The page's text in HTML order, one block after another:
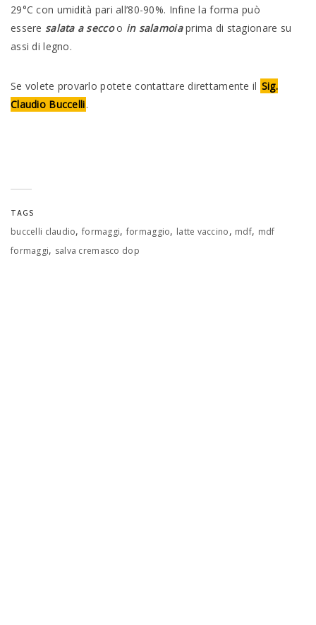
29°C con umidità pari all’80-90%. Infine la forma può
essere salata a seccoo in salamoiaprima di stagionare su
assi di legno.
Se volete provarlo potete contattare direttamente il Sig.
Claudio Buccelli.
TAGS
buccelli claudio,formaggi, formaggio, latte vaccino, mdf, mdf
formaggi, salva cremasco dop